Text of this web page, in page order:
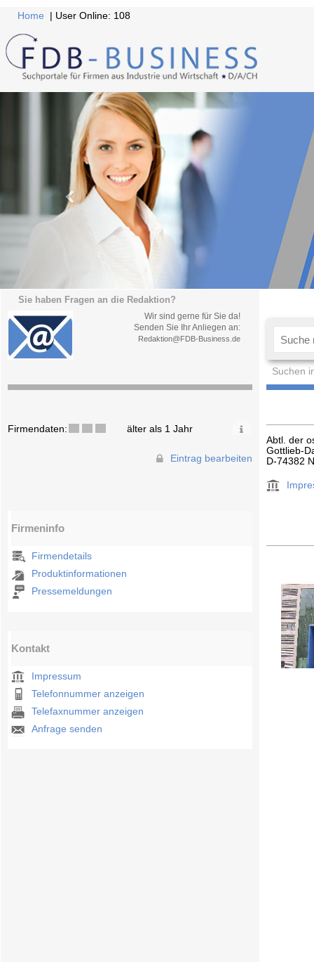
Home | User Online: 108
Sie haben Fragen an die Redaktion?
Wir sind gerne für Sie da!
Senden Sie Ihr Anliegen an:
Redaktion@FDB-Business.de
Suchen
Firmendaten: älter als 1 Jahr
Eintrag bearbeiten
Firmeninfo
Firmendetails
Produktinformationen
Pressemeldungen
Kontakt
Impressum
Telefonnummer anzeigen
Telefaxnummer anzeigen
Anfrage senden
Abtl. der
Gottlieb-
D-74382